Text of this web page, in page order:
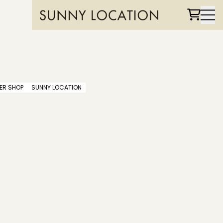
SHOP SUNNY LOCATION